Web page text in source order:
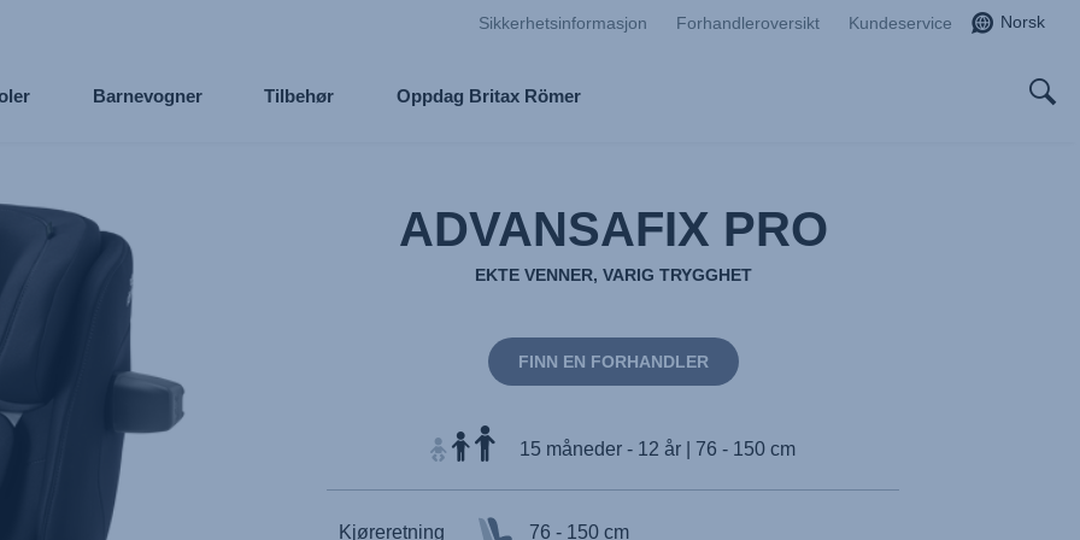
Sikkerhetsinformasjon Forhandleroversikt Kundeservice Norsk
Barnevogner Tilbehør Oppdag Britax Römer
ADVANSAFIX PRO
EKTE VENNER, VARIG TRYGGHET
FINN EN FORHANDLER
15 måneder - 12 år | 76 - 150 cm
Kjøreretning 76 - 150 cm